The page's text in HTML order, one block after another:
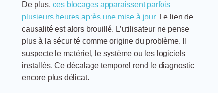
De plus, ces blocages apparaissent parfois
plusieurs heures après une mise à jour. Le lien de
causalité est alors brouillé. L’utilisateur ne pense
plus à la sécurité comme origine du problème. Il
suspecte le matériel, le système ou les logiciels
installés. Ce décalage temporel rend le diagnostic
encore plus délicat.